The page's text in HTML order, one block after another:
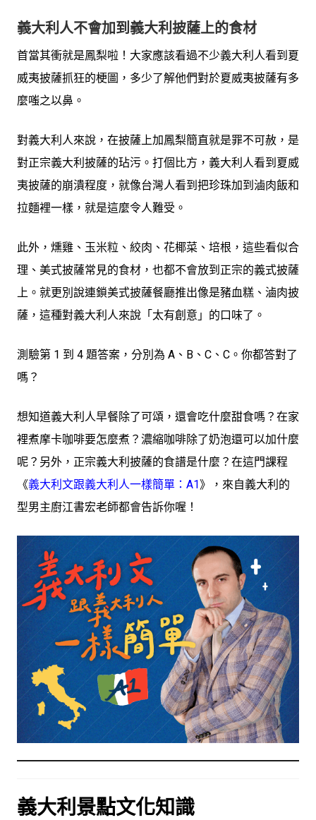
義大利人不會加到義大利披薩上的食材
首當其衝就是鳳梨啦！大家應該看過不少義大利人看到夏
威夷披薩抓狂的梗圖，多少了解他們對於夏威夷披薩有多
麼嗤之以鼻。
對義大利人來說，在披薩上加鳳梨簡直就是罪不可赦，是
對正宗義大利披薩的玷污。打個比方，義大利人看到夏威
夷披薩的崩潰程度，就像台灣人看到把珍珠加到滷肉飯和
拉麵裡一樣，就是這麼令人難受。
此外，燻雞、玉米粒、絞肉、花椰菜、培根，這些看似合
理、美式披薩常見的食材，也都不會放到正宗的義式披薩
上。就更別說連鎖美式披薩餐廳推出像是豬血糕、滷肉披
薩，這種對義大利人來說「太有創意」的口味了。
測驗第 1 到 4 題答案，分別為 A、B、C、C。你都答對了
嗎？
想知道義大利人早餐除了可頌，還會吃什麼甜食嗎？在家
裡煮摩卡咖啡要怎麼煮？濃縮咖啡除了奶泡還可以加什麼
呢？另外，正宗義大利披薩的食譜是什麼？在這門課程
《義大利文跟義大利人一樣簡單：A1》，來自義大利的
型男主廚江書宏老師都會告訴你喔！
義大利景點文化知識